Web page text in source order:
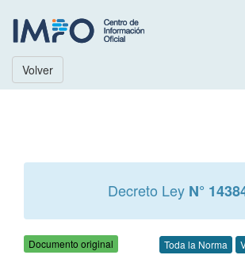
Volver
Decreto Ley N°
Documento original Toda la Norma